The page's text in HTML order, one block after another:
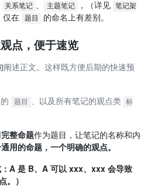
关系笔记 、 主题笔记 ，（详见 笔记架
仅在 题目 的命名上有差别。
点，便于速览
阐述正文。这样既方便后期的快速预
的 题目 、以及所有笔记的观点类 标
完整命题作为题目，让笔记的名称和内
的命题，一个明确的观点。
A 是 B、A 可以 xxx、xxx 会导致
。）